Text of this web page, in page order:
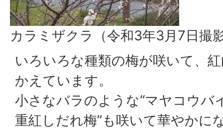
カラミザクラ（令和3年3月7日撮
いろいろな種類の梅が咲いて、
かえています。
小さなバラのような“マヤコウバ
重紅しだれ梅”も咲いて華やかに